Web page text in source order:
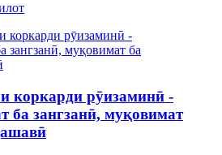
коркарди рӯизаминӣ -
ба зангзанӣ, муқовимат